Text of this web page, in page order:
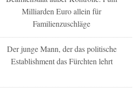
Milliarden Euro allein für
Familienzuschläge
Der junge Mann, der das politische
Establishment das Fürchten lehrt